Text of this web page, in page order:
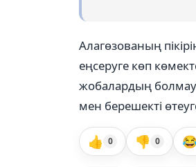
Алагөзованың
еңсеруге көп
жобалардың
мен берешекті
👍 0 👎 0